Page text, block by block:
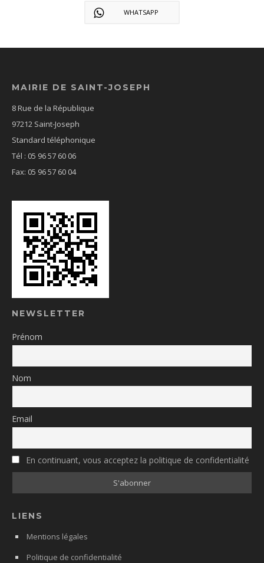
WHATSAPP
MAIRIE DE SAINT-JOSEPH
8 Rue de la République
97212 Saint-Joseph
Standard téléphonique
Tél : 05 96 57 60 06
Fax: 05 96 57 60 04
NEWSLETTER
Prénom
Nom
Email
En continuant, vous acceptez la politique de confidentialité
LIENS
Mentions légales
Politique de confidentialité